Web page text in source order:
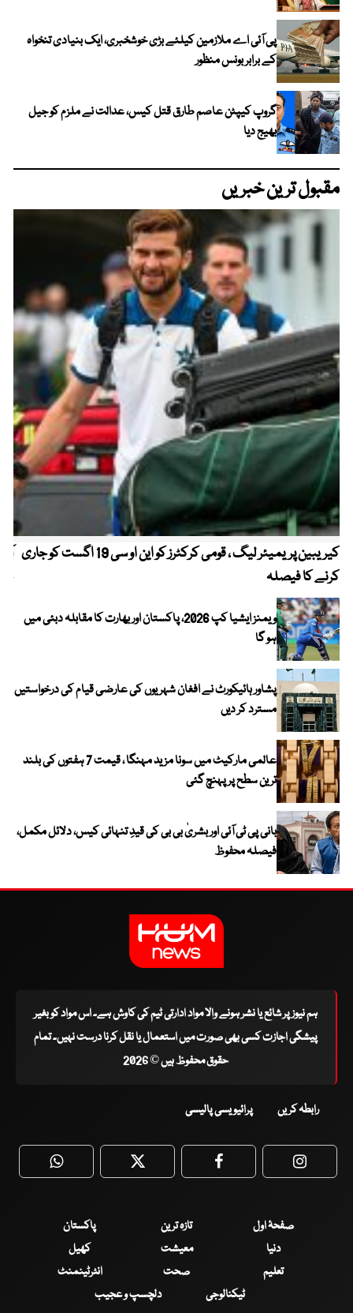
پی آئی اے ملازمین کیلئے بڑی خوشخبری، ایک بنیادی تنخواہ
کے برابر بونس منظور
گروپ کیپٹن عاصم طارق قتل کیس، عدالت نے ملزم کو جیل
بھیج دیا
مقبول ترین خبریں
کیریبین پریمیئر لیگ ، قومی کرکٹرز کو این او سی 19 اگست کو جاری
کرنے کا فیصلہ
ویمنز ایشیا کپ 2026، پاکستان اور بھارت کا مقابلہ دبئی میں
ہو گا
پشاور ہائیکورٹ نے افغان شہریوں کی عارضی قیام کی درخواستیں
مسترد کر دیں
عالمی مارکیٹ میں سونا مزید مہنگا ، قیمت 7 ہفتوں کی بلند
ترین سطح پر پہنچ گئی
بانی پی ٹی آئی اور بشریٰ بی بی کی قیدِ تنہائی کیس، دلائل مکمل،
فیصلہ محفوظ
ہم نیوز پر شائع یا نشر ہونے والا مواد ادارتی ٹیم کی کاوش ہے۔ اس مواد کو بغیر
پیشگی اجازت کسی بھی صورت میں استعمال یا نقل کرنا درست نہیں۔ تمام
حقوق محفوظ ہیں © 2026
رابطہ کریں پرائیویسی پالیسی
WhatsApp Twitter Facebook
صفحۂ اول تازہ ترین
پاکستان
دنیا
معیشت
کھیل
تعلیم
صحت
انٹرٹینمنٹ
ٹیکنالوجی
دلچسپ و عجیب